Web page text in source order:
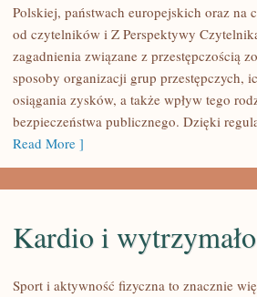
MAFIAPolskiej, państwach europejskich oraz na
od czytelników i Z Perspektywy
zagadnienia związane z przestępczością
sposoby organizacji grup przestępczych,
osiągania zysków, a także wpływ tego
bezpieczeństwa publicznego. Dzięki
Read More ]
Kardio i
Sport i aktywność fizyczna to znacznie